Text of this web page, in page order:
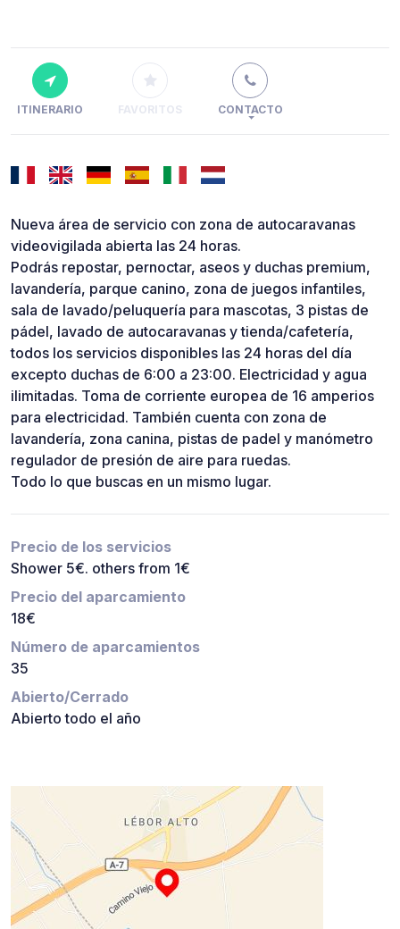
ITINERARIO FAVORITOS CONTACTO
Nueva área de servicio con zona de autocaravanas
videovigilada abierta las 24 horas.
Podrás repostar, pernoctar, aseos y duchas premium,
lavandería, parque canino, zona de juegos infantiles,
sala de lavado/peluquería para mascotas, 3 pistas de
pádel, lavado de autocaravanas y tienda/cafetería,
todos los servicios disponibles las 24 horas del día
excepto duchas de 6:00 a 23:00. Electricidad y agua
ilimitadas. Toma de corriente europea de 16 amperios
para electricidad. También cuenta con zona de
lavandería, zona canina, pistas de padel y manómetro
regulador de presión de aire para ruedas.
Todo lo que buscas en un mismo lugar.
Precio de los servicios
Shower 5€. others from 1€
Precio del aparcamiento
18€
Número de aparcamientos
35
Abierto/Cerrado
Abierto todo el año